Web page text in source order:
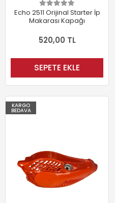
Echo 2511 Orijinal Starter İp
Makarası Kapağı
520,00 TL
SEPETE EKLE
KARGO
BEDAVA